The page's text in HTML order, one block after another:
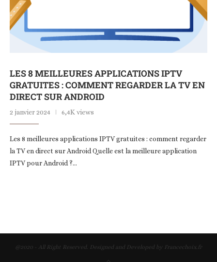
LES 8 MEILLEURES APPLICATIONS IPTV
GRATUITES : COMMENT REGARDER LA TV EN
DIRECT SUR ANDROID
2 janvier 2024 6,4K views
Les 8 meilleures applications IPTV gratuites : comment regarder
la TV en direct sur Android Quelle est la meilleure application
IPTV pour Android ?…
@2020 - All Right Reserved. Designed and Developed by Francechoix.fr